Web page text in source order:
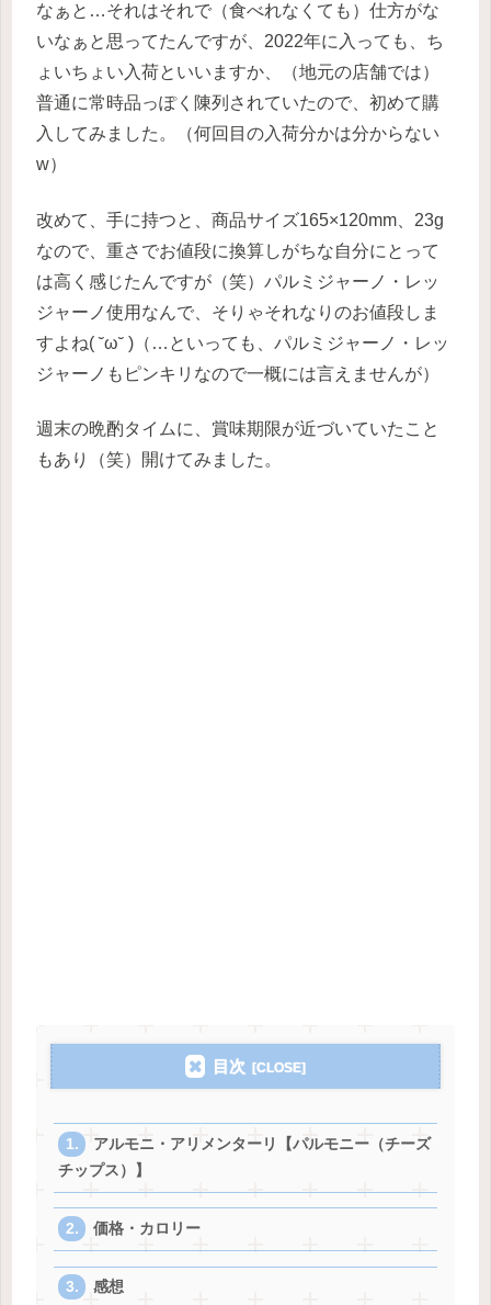
なぁと…それはそれで（食べれなくても）仕方がな
いなぁと思ってたんですが、2022年に入っても、ち
ょいちょい入荷といいますか、（地元の店舗では）
普通に常時品っぽく陳列されていたので、初めて購
入してみました。（何回目の入荷分かは分からない
w）
改めて、手に持つと、商品サイズ165×120mm、23g
なので、重さでお値段に換算しがちな自分にとって
は高く感じたんですが（笑）パルミジャーノ・レッ
ジャーノ使用なんで、そりゃそれなりのお値段しま
すよね( ˘ω˘ )（…といっても、パルミジャーノ・レッ
ジャーノもピンキリなので一概には言えませんが）
週末の晩酌タイムに、賞味期限が近づいていたこと
もあり（笑）開けてみました。
目次
アルモニ・アリメンターリ【パルモニー（チーズ
チップス）】
価格・カロリー
感想